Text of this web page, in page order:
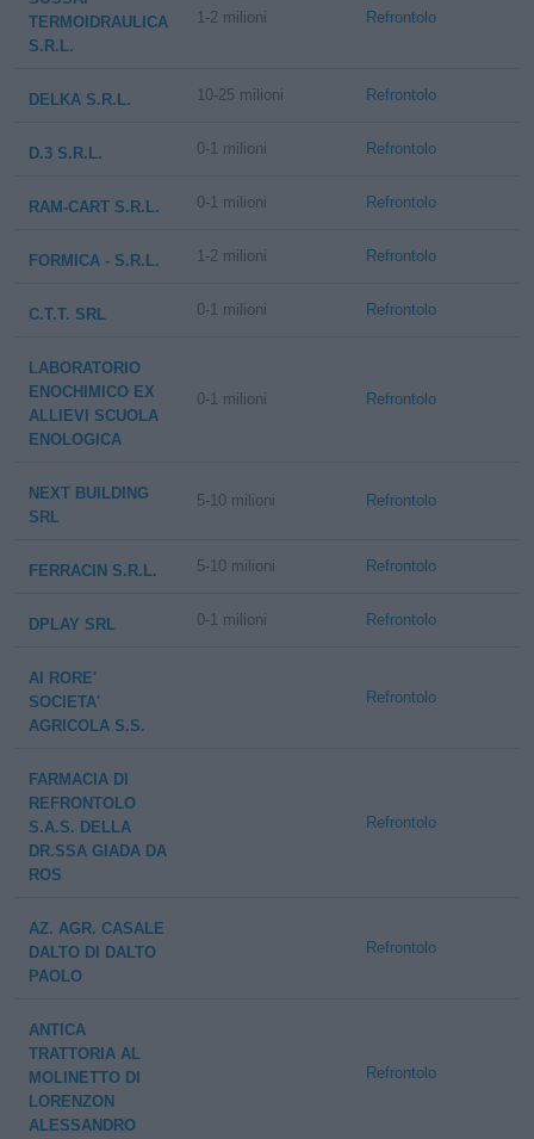
TERMOIDRAULICA
S.R.L.
1-2 milioni Refrontolo
DELKA S.R.L. 10-25 milioni Refrontolo
D.3 S.R.L. 0-1 milioni Refrontolo
RAM-CART S.R.L. 0-1 milioni Refrontolo
FORMICA - S.R.L. 1-2 milioni Refrontolo
C.T.T. SRL 0-1 milioni Refrontolo
LABORATORIO
ENOCHIMICO EX
ALLIEVI SCUOLA
ENOLOGICA
0-1 milioni Refrontolo
NEXT BUILDING
SRL
5-10 milioni Refrontolo
FERRACIN S.R.L. 5-10 milioni Refrontolo
DPLAY SRL 0-1 milioni Refrontolo
AI RORE'
SOCIETA'
AGRICOLA S.S.
Refrontolo
FARMACIA DI
REFRONTOLO
S.A.S. DELLA
DR.SSA GIADA DA
ROS
Refrontolo
AZ. AGR. CASALE
DALTO DI DALTO
PAOLO
Refrontolo
ANTICA
TRATTORIA AL
MOLINETTO DI
LORENZON
ALESSANDRO
Refrontolo